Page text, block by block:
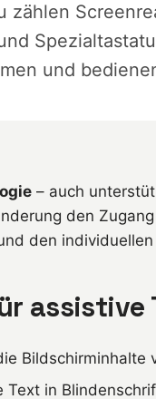
zählen
und
– auch
den
den
assistive
Bildschirminhalte
Text in